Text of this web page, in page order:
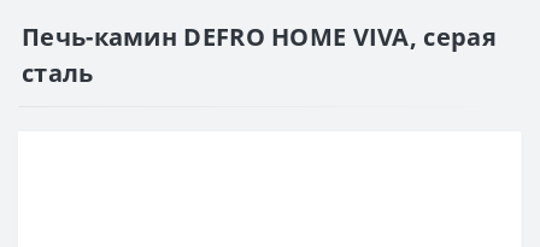
Печь-камин DEFRO HOME VIVA, серая
сталь